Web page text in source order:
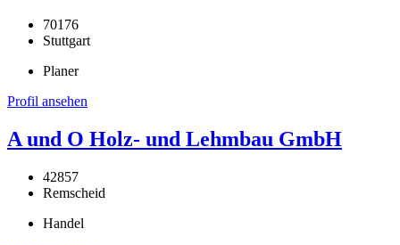
70176
Stuttgart
Planer
Profil ansehen
A und O Holz- und Lehmbau GmbH
42857
Remscheid
Handel